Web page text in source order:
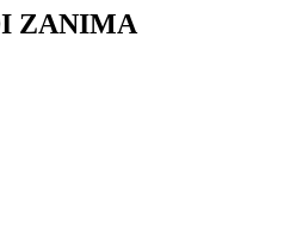
ZANIMA